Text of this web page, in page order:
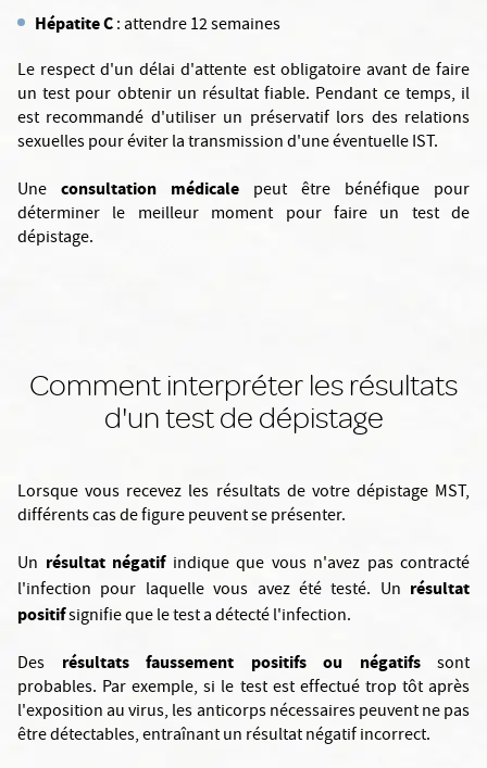
Hépatite C: attendre 12 semaines
Le respect d'un délai d'attente est obligatoire avant de faire
un test pour obtenir un résultat fiable. Pendant ce temps, il
est recommandé d'utiliser un préservatif lors des relations
sexuelles pour éviter la transmission d'une éventuelle IST.
Une consultation médicale peut être bénéfique pour
déterminer le meilleur moment pour faire un test de
dépistage.
Comment interpréter les résultats
d'un test de dépistage
Lorsque vous recevez les résultats de votre dépistage MST,
différents cas de figure peuvent se présenter.
Un résultat négatifindique que vous n'avez pas contracté
l'infection pour laquelle vous avez été testé. Un résultat
positifsignifie que le test a détecté l'infection.
Des
résultats faussement positifs ou négatifssont
probables. Par exemple, si le test est effectué trop tôt après
l'exposition au virus, les anticorps nécessaires peuvent ne pas
être détectables, entraînant un résultat négatif incorrect.